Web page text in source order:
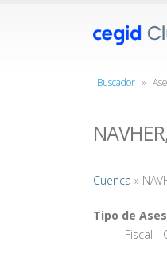
Buscador »
Cuenca »
Tipo de
Fiscal -